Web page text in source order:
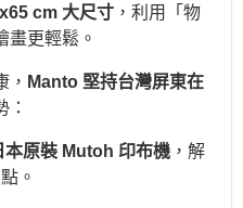
cm 大尺寸 ，利用「物
畫更輕鬆。
， Manto 堅持台灣屏東在
：
本原裝 Mutoh 印布機 ，解
。